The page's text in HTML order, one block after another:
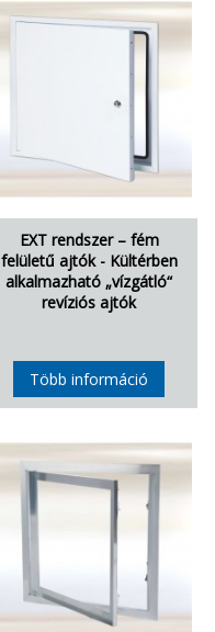
EXT rendszer – fém
felületű ajtók - Kültérben
alkalmazható „vízgátló“
revíziós ajtók
Több információ